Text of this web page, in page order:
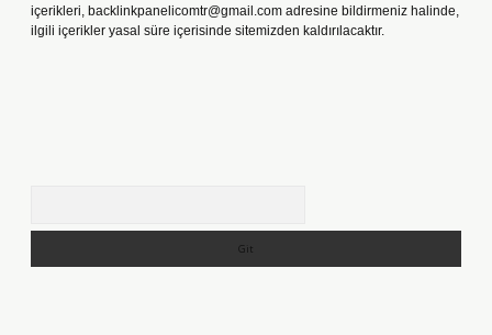
içerikleri, backlinkpanelicomtr@gmail.com adresine bildirmeniz halinde,
ilgili içerikler yasal süre içerisinde sitemizden kaldırılacaktır.